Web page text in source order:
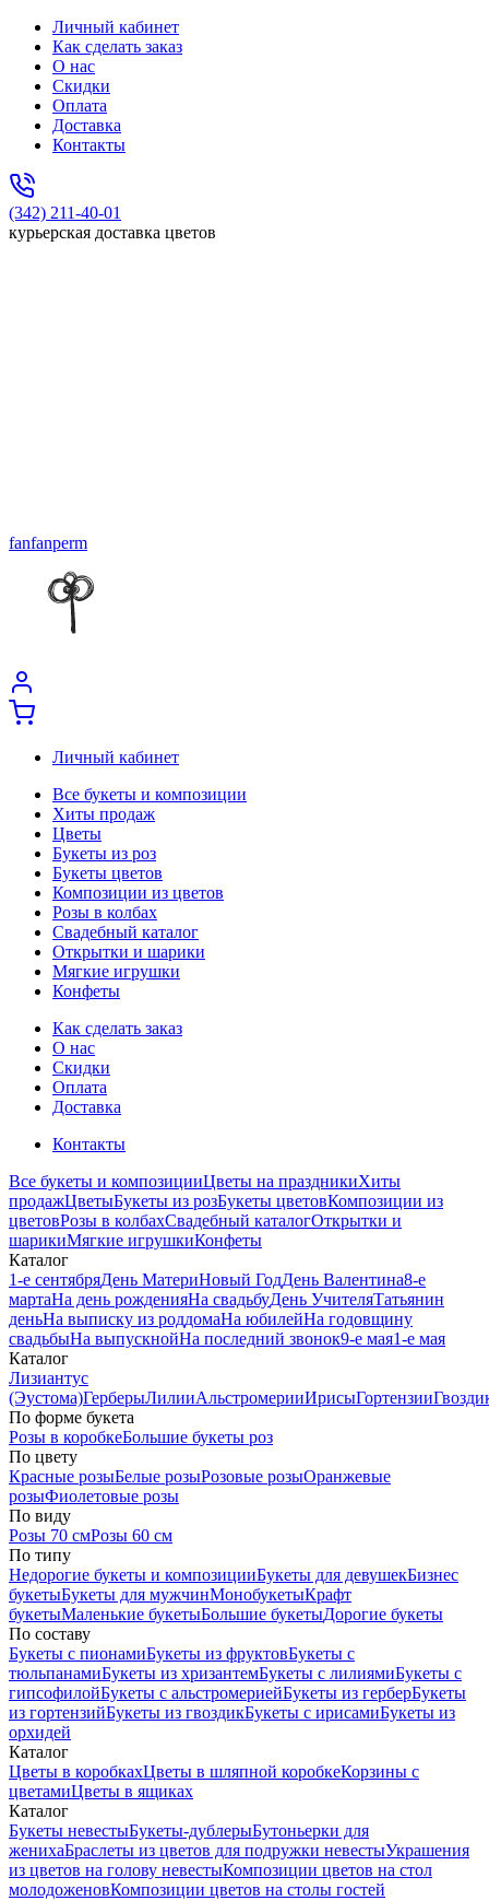
Личный кабинет
Как сделать заказ
О нас
Скидки
Оплата
Доставка
Контакты
(342) 211-40-01
курьерская доставка цветов
fanfanperm
Личный кабинет
Все букеты и композиции
Хиты продаж
Цветы
Букеты из роз
Букеты цветов
Композиции из цветов
Розы в колбах
Свадебный каталог
Открытки и шарики
Мягкие игрушки
Конфеты
Как сделать заказ
О нас
Скидки
Оплата
Доставка
Контакты
Все букеты и композицииЦветы на праздникиХиты
продажЦветыБукеты из розБукеты цветовКомпозиции из
цветовРозы в колбахСвадебный каталогОткрытки и
шарикиМягкие игрушкиКонфеты
Каталог
1-е сентябряДень МатериНовый ГодДень Валентина8-е
мартаНа день рожденияНа свадьбуДень УчителяТатьянин
деньНа выписку из роддомаНа юбилейНа годовщину
свадьбыНа выпускнойНа последний звонок9-е мая1-е мая
Каталог
Лизиантус
(Эустома)ГерберыЛилииАльстромерииИрисыГортензии
По форме букета
Розы в коробкеБольшие букеты роз
По цвету
Красные розыБелые розыРозовые розыОранжевые
розыФиолетовые розы
По виду
Розы 70 смРозы 60 см
По типу
Недорогие букеты и композицииБукеты для девушекБизнес
букетыБукеты для мужчинМонобукетыКрафт
букетыМаленькие букетыБольшие букетыДорогие букеты
По составу
Букеты с пионамиБукеты из фруктовБукеты с
тюльпанамиБукеты из хризантемБукеты с лилиямиБукеты с
гипсофилойБукеты с альстромериейБукеты из герберБукеты
из гортензийБукеты из гвоздикБукеты с ирисамиБукеты из
орхидей
Каталог
Цветы в коробкахЦветы в шляпной коробкеКорзины с
цветамиЦветы в ящиках
Каталог
Букеты невестыБукеты-дублерыБутоньерки для
женихаБраслеты из цветов для подружки невестыУкрашения
из цветов на голову невестыКомпозиции цветов на стол
молодоженовКомпозиции цветов на столы гостей